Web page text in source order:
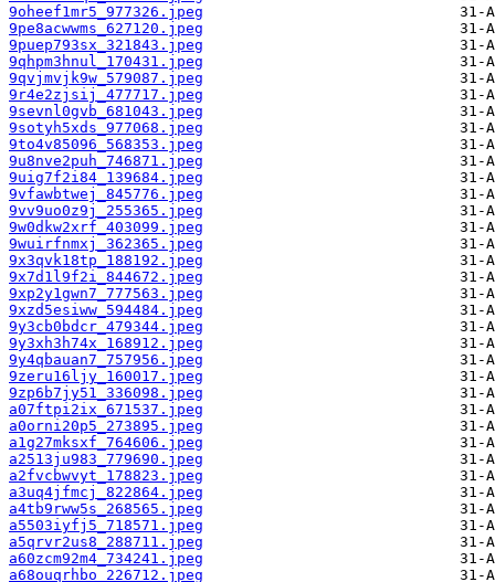
9oheef1mr5_977326.jpeg
9pe8acwwms_627120.jpeg
9puep793sx_321843.jpeg
9qhpm3hnul_170431.jpeg
9qvjmvjk9w_579087.jpeg
9r4e2zjsij_477717.jpeg
9sevnl0gvb_681043.jpeg
9sotyh5xds_977068.jpeg
9to4v85096_568353.jpeg
9u8nve2puh_746871.jpeg
9uig7f2i84_139684.jpeg
9vfawbtwej_845776.jpeg
9vv9uo0z9j_255365.jpeg
9w0dkw2xrf_403099.jpeg
9wuirfnmxj_362365.jpeg
9x3qvk18tp_188192.jpeg
9x7d1l9f2i_844672.jpeg
9xp2y1gwn7_777563.jpeg
9xzd5esiww_594484.jpeg
9y3cb0bdcr_479344.jpeg
9y3xh3h74x_168912.jpeg
9y4qbauan7_757956.jpeg
9zeru16ljy_160017.jpeg
9zp6b7jy51_336098.jpeg
a07ftpi2ix_671537.jpeg
a0orni20p5_273895.jpeg
a1g27mksxf_764606.jpeg
a2513ju983_779690.jpeg
a2fvcbwvyt_178823.jpeg
a3uq4jfmcj_822864.jpeg
a4tb9rww5s_268565.jpeg
a5503iyfj5_718571.jpeg
a5qrvr2us8_288711.jpeg
a60zcm92m4_734241.jpeg
a68ouqrhbo_226712.jpeg